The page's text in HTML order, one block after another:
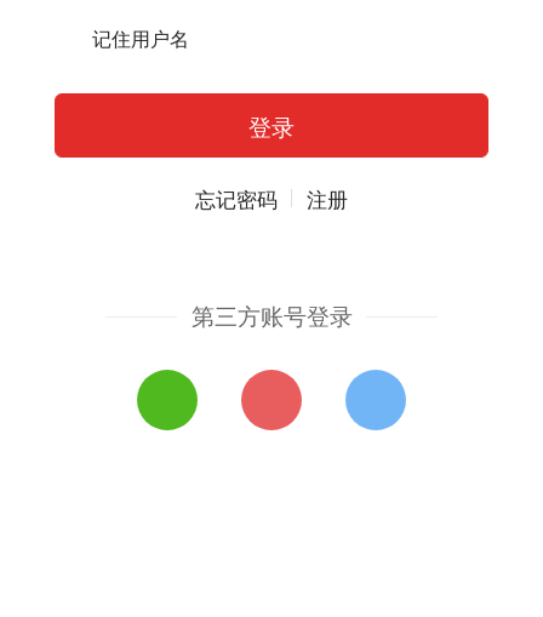
记住用户名
忘记密码 注册
第三方账号登录